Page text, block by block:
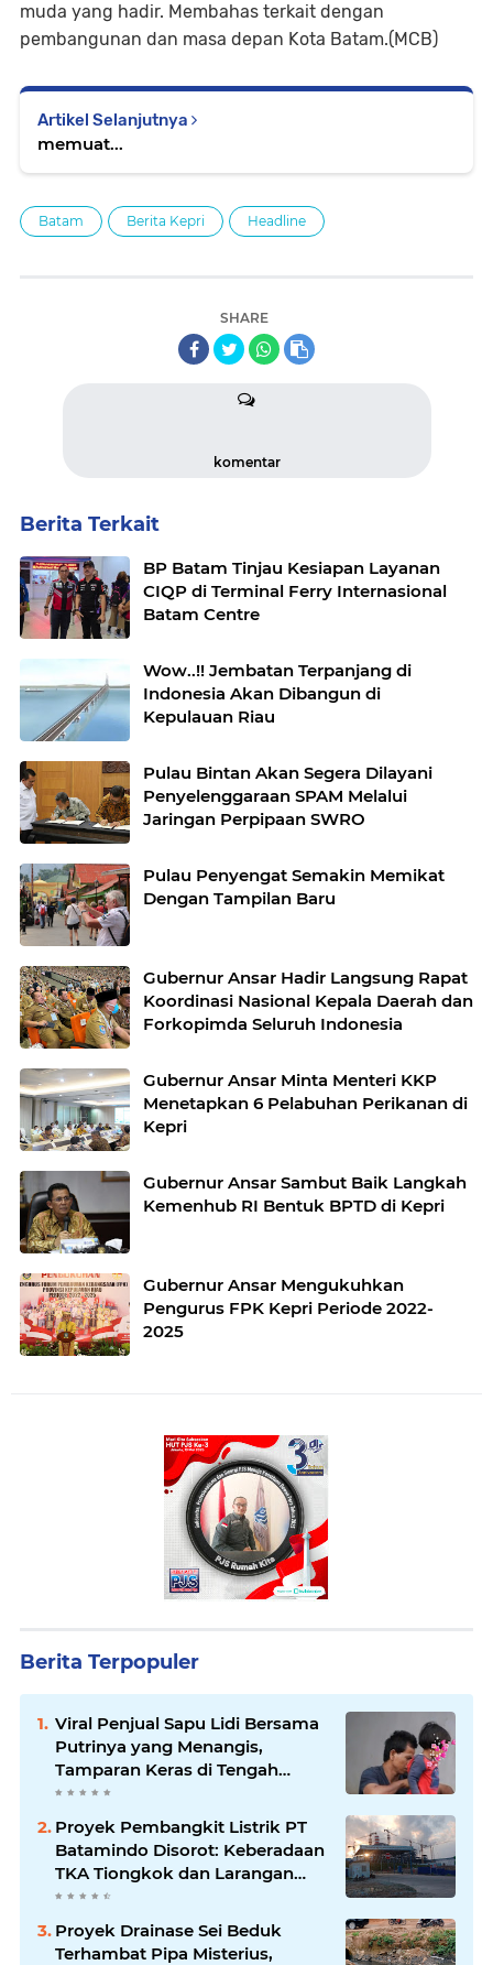
muda yang hadir. Membahas terkait dengan
pembangunan dan masa depan Kota Batam.(MCB)
Artikel Selanjutnya
memuat...
Batam Berita Kepri Headline
SHARE
komentar
Berita Terkait
BP Batam Tinjau Kesiapan Layanan
CIQP di Terminal Ferry Internasional
Batam Centre
Wow..!! Jembatan Terpanjang di
Indonesia Akan Dibangun di
Kepulauan Riau
Pulau Bintan Akan Segera Dilayani
Penyelenggaraan SPAM Melalui
Jaringan Perpipaan SWRO
Pulau Penyengat Semakin Memikat
Dengan Tampilan Baru
Gubernur Ansar Hadir Langsung Rapat
Koordinasi Nasional Kepala Daerah dan
Forkopimda Seluruh Indonesia
Gubernur Ansar Minta Menteri KKP
Menetapkan 6 Pelabuhan Perikanan di
Kepri
Gubernur Ansar Sambut Baik Langkah
Kemenhub RI Bentuk BPTD di Kepri
Gubernur Ansar Mengukuhkan
Pengurus FPK Kepri Periode 2022-
2025
Berita Terpopuler
Viral Penjual Sapu Lidi Bersama
Putrinya yang Menangis,
Tamparan Keras di Tengah
Maraknya Korupsi
Proyek Pembangkit Listrik PT
Batamindo Disorot: Keberadaan
TKA Tiongkok dan Larangan
Liputan Wartawan Jadi
Perhatian
Proyek Drainase Sei Beduk
Terhambat Pipa Misterius,